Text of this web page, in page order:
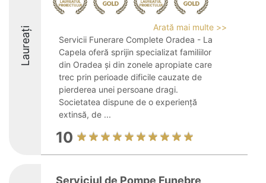
Laureați
Arată mai multe >>
Servicii Funerare Complete Oradea - La
Capela oferă sprijin specializat familiilor
din Oradea și din zonele apropiate care
trec prin perioade dificile cauzate de
pierderea unei persoane dragi.
Societatea dispune de o experiență
extinsă, de ...
10
Serviciul de Pompe Funebre